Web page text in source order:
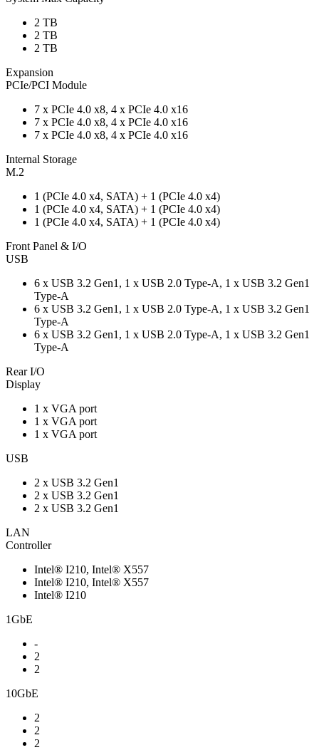
2 TB
2 TB
2 TB
Expansion
PCIe/PCI Module
7 x PCIe 4.0 x8, 4 x PCIe 4.0 x16
7 x PCIe 4.0 x8, 4 x PCIe 4.0 x16
7 x PCIe 4.0 x8, 4 x PCIe 4.0 x16
Internal Storage
M.2
1 (PCIe 4.0 x4, SATA) + 1 (PCIe 4.0 x4)
1 (PCIe 4.0 x4, SATA) + 1 (PCIe 4.0 x4)
1 (PCIe 4.0 x4, SATA) + 1 (PCIe 4.0 x4)
Front Panel & I/O
USB
6 x USB 3.2 Gen1, 1 x USB 2.0 Type-A, 1 x USB 3.2 Gen1
Type-A
6 x USB 3.2 Gen1, 1 x USB 2.0 Type-A, 1 x USB 3.2 Gen1
Type-A
6 x USB 3.2 Gen1, 1 x USB 2.0 Type-A, 1 x USB 3.2 Gen1
Type-A
Rear I/O
Display
1 x VGA port
1 x VGA port
1 x VGA port
USB
2 x USB 3.2 Gen1
2 x USB 3.2 Gen1
2 x USB 3.2 Gen1
LAN
Controller
Intel® I210, Intel® X557
Intel® I210, Intel® X557
Intel® I210
1GbE
-
2
2
10GbE
2
2
2